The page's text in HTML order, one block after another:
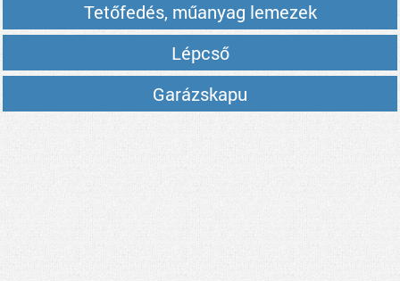
Tetőfedés, műanyag lemezek
Lépcső
Garázskapu